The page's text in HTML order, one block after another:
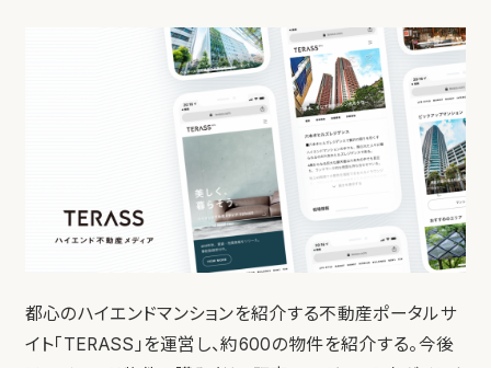
都心のハイエンドマンションを紹介する不動産ポータルサ
イト「TERASS」を運営し、約600の物件を紹介する。今後